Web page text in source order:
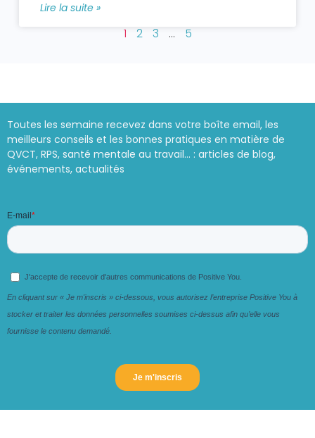
Lire la suite »
1 2 3 … 5
Toutes les semaine recevez dans votre boîte email, les
meilleurs conseils et les bonnes pratiques en matière de
QVCT, RPS, santé mentale au travail… : articles de blog,
événements, actualités